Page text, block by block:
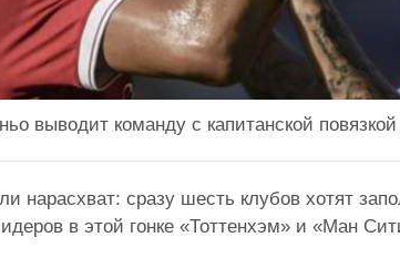
выводит команду с капитанской
нарасхват: сразу шесть клубов хотят
в этой гонке «Тоттенхэм» и «Ман